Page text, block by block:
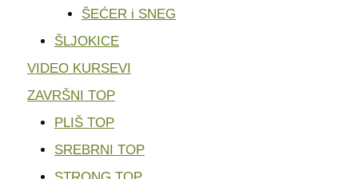
ŠEĆER i SNEG
ŠLJOKICE
VIDEO KURSEVI
ZAVRŠNI TOP
PLIŠ TOP
SREBRNI TOP